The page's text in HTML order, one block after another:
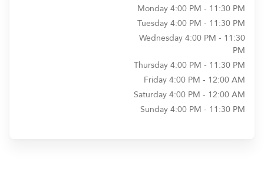
Monday4:00 PM - 11:30 PM
Tuesday4:00 PM - 11:30 PM
Wednesday4:00 PM - 11:30
PM
Thursday4:00 PM - 11:30 PM
Friday4:00 PM - 12:00 AM
Saturday4:00 PM - 12:00 AM
Sunday4:00 PM - 11:30 PM